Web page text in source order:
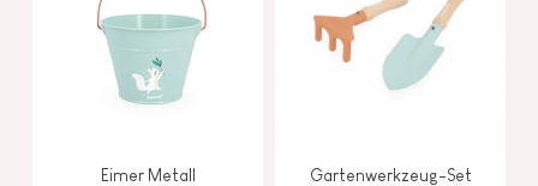
Eimer Metall Gartenwerkzeug-Set